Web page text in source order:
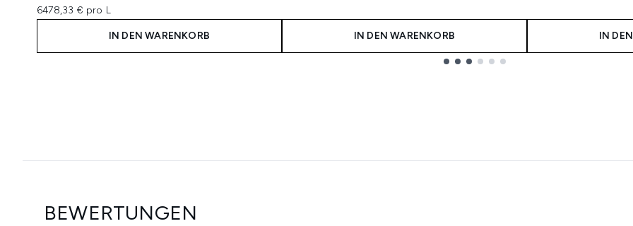
6478,33 € pro L
IN DEN WARENKORB IN DEN WARENKORB IN